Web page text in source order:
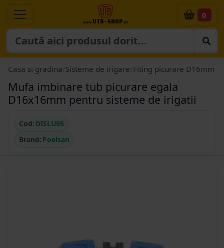
0
Casa si gradina Sisteme de irigare Fiting picurare D16mm
Mufa imbinare tub picurare egala
D16x16mm pentru sisteme de irigatii
Cod: DISLU95
Brand: Poelsan